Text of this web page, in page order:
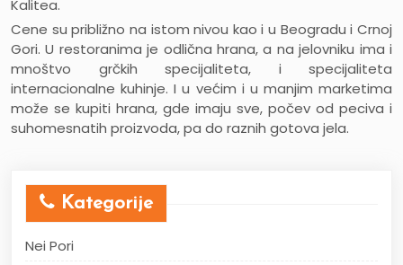
Kalitea.
Cene su približno na istom nivou kao i u Beogradu i Crnoj
Gori. U restoranima je odlična hrana, a na jelovniku ima i
mnoštvo grčkih specijaliteta, i specijaliteta
internacionalne kuhinje. I u većim i u manjim marketima
može se kupiti hrana, gde imaju sve, počev od peciva i
suhomesnatih proizvoda, pa do raznih gotova jela.
Kategorije
Nei Pori